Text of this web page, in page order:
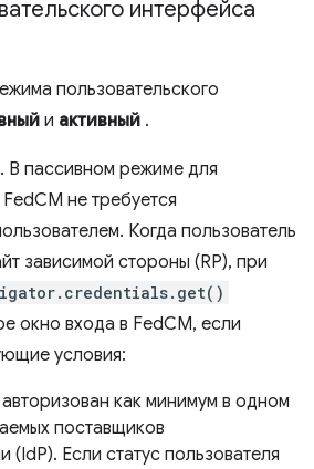
интерфейса
пользовательского
и активный .
. В пассивном режиме для
не требуется
Когда пользователь
зависимой стороны (RP), при
окно входа в FedCM, если
условия:
как минимум в одном
поставщиков
(IdP). Если статус пользователя